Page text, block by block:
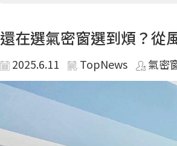
還在選氣密窗選到煩？從
2025.6.11 TopNews 氣密